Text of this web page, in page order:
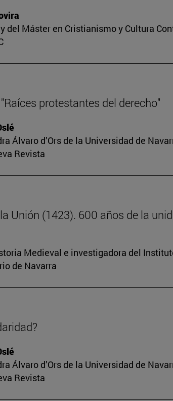
del Máster en Cristianismo y Cultura
protestantes del derecho"
Álvaro d’Ors de la Universidad de
Revista
Unión (1423). 600 años de la
Medieval e investigadora del
de Navarra
Álvaro d’Ors de la Universidad de
Revista